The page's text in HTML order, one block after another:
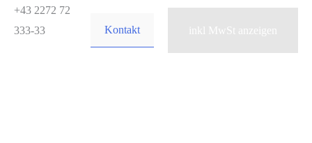
Zum
Inhalt
+43 2272 72
333-33
Kontakt